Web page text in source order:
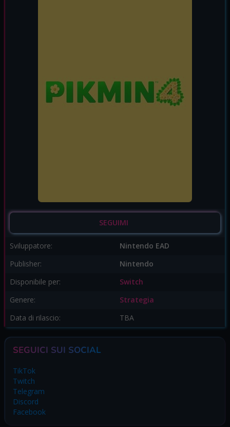
SEGUIMI
Sviluppatore:
Nintendo EAD
Publisher:
Nintendo
Disponibile per:
Switch
Genere:
Strategia
Data di rilascio:
TBA
SEGUICI SUI SOCIAL
TikTok
Twitch
Telegram
Discord
Facebook